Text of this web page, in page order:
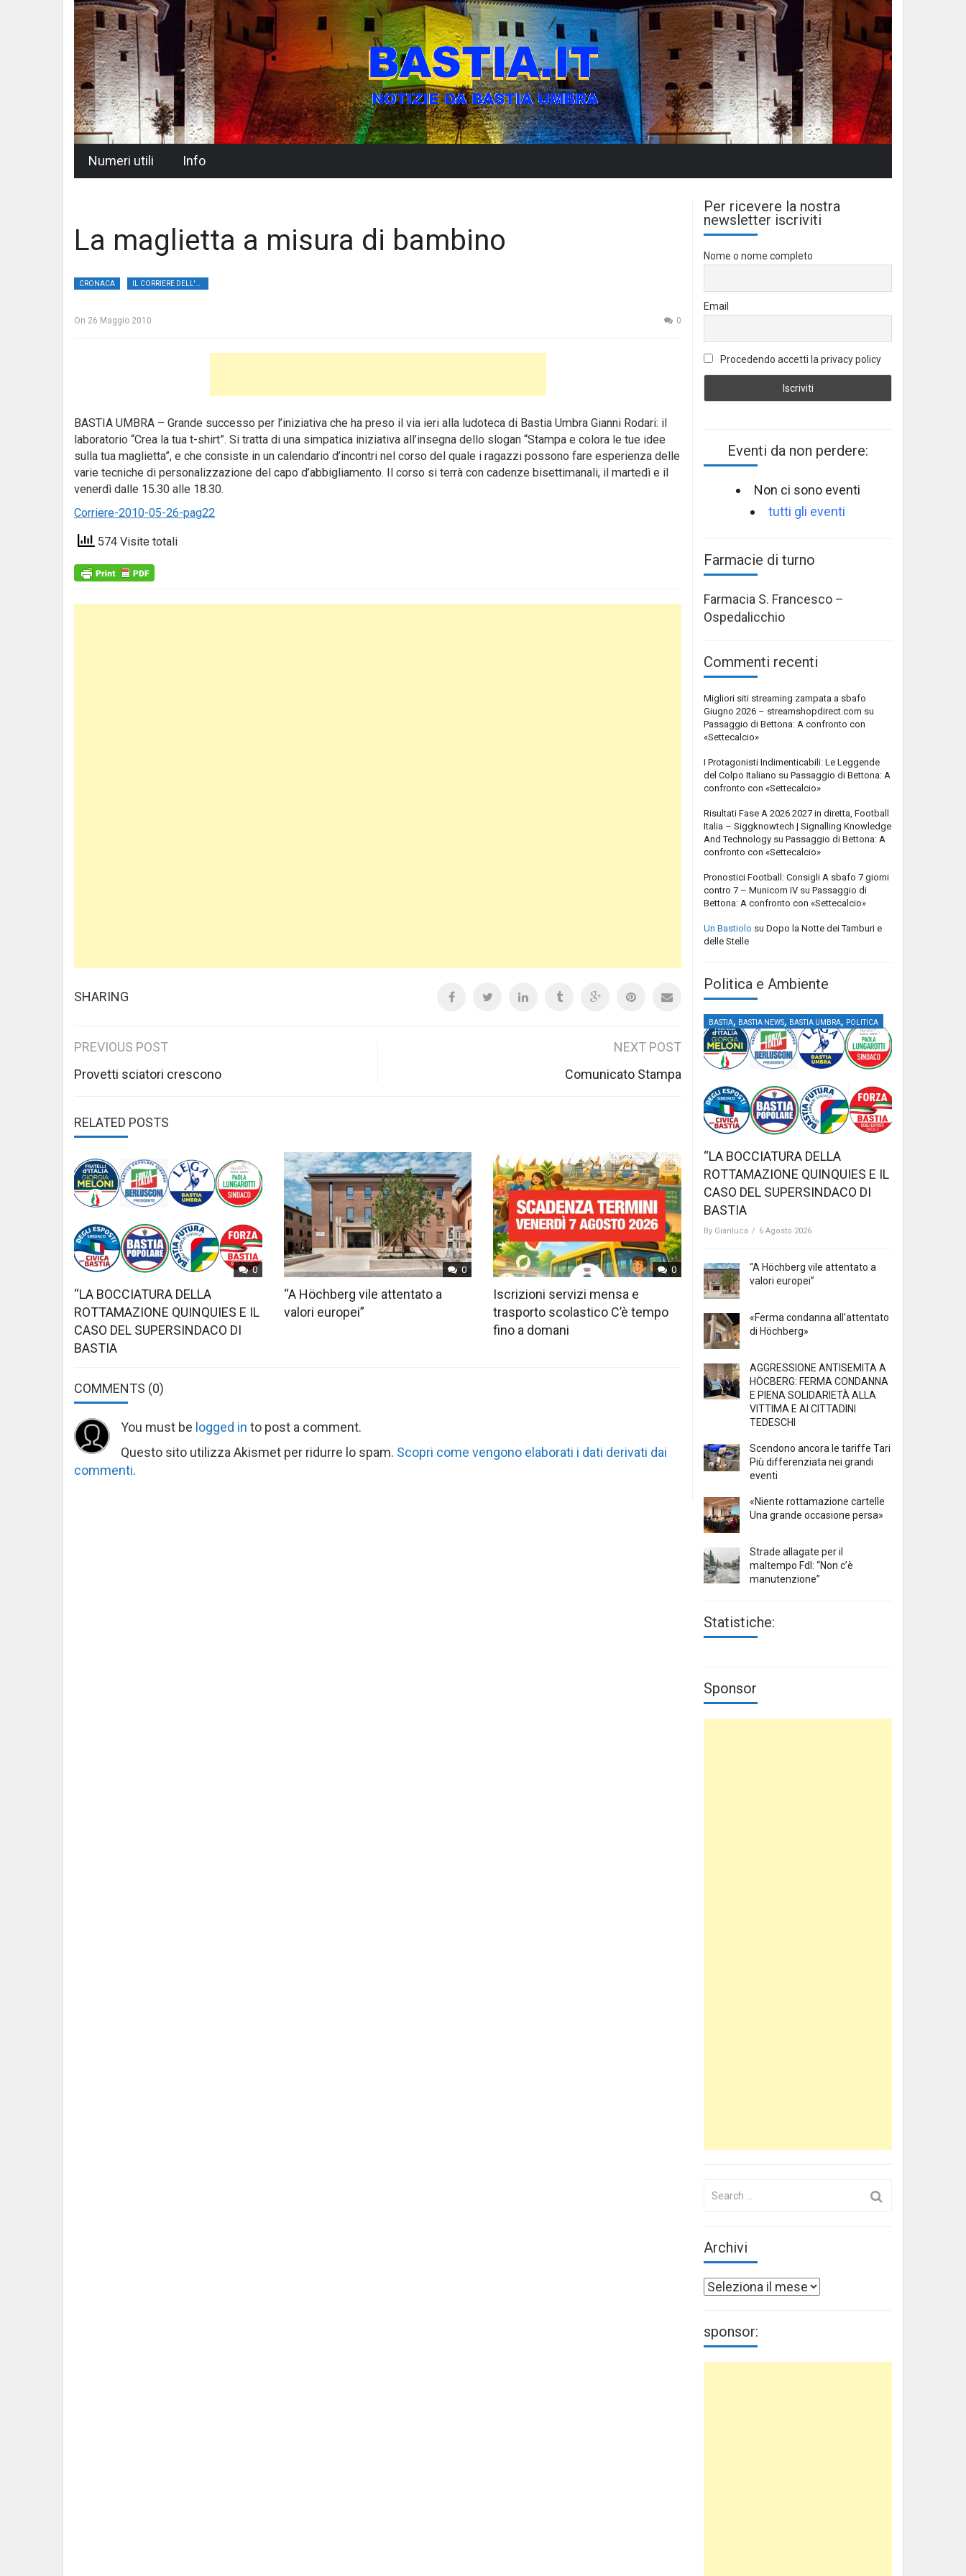
Numeri utili Info
La maglietta a misura di bambino
CRONACA
On 26 Maggio 2010 0
BASTIA UMBRA – Grande successo per l’iniziativa che ha preso il via ieri alla ludoteca di Bastia Umbra Gianni Rodari: il
laboratorio “Crea la tua t-shirt”. Si tratta di una simpatica iniziativa all’insegna dello slogan “Stampa e colora le tue idee
sulla tua maglietta”, e che consiste in un calendario d’incontri nel corso del quale i ragazzi possono fare esperienza delle
varie tecniche di personalizzazione del capo d’abbigliamento. Il corso si terrà con cadenze bisettimanali, il martedì e il
venerdì dalle 15.30 alle 18.30.
Corriere-2010-05-26-pag22
574 Visite totali
SHARING
Post
navigation
PREVIOUS POST
Provetti sciatori crescono
NEXT POST
Comunicato Stampa
RELATED POSTS
0
“LA BOCCIATURA DELLA
ROTTAMAZIONE QUINQUIES E IL
CASO DEL SUPERSINDACO DI
BASTIA
0
“A Höchberg vile attentato a
valori europei”
0
Iscrizioni servizi mensa e
trasporto scolastico C’è tempo
fino a domani
COMMENTS (0)
You must be logged in to post a comment.
Questo sito utilizza Akismet per ridurre lo spam. Scopri come vengono elaborati i dati derivati dai
commenti.
Per ricevere la nostra
newsletter iscriviti
Nome o nome completo
Email
Procedendo accetti la privacy policy
Eventi da non perdere:
Non ci sono eventi
tutti gli eventi
Farmacie di turno
Farmacia S. Francesco –
Ospedalicchio
Commenti recenti
Migliori siti streaming zampata a sbafo
Giugno 2026 – streamshopdirect.com su
Passaggio di Bettona: A confronto con
«Settecalcio»
I Protagonisti Indimenticabili: Le Leggende
del Colpo Italiano su Passaggio di Bettona: A
confronto con «Settecalcio»
Risultati Fase A 2026 2027 in diretta, Football
Italia – Siggknowtech | Signalling Knowledge
And Technology su Passaggio di Bettona: A
confronto con «Settecalcio»
Pronostici Football: Consigli A sbafo 7 giorni
contro 7 – Municorn IV su Passaggio di
Bettona: A confronto con «Settecalcio»
Un Bastiolo su Dopo la Notte dei Tamburi e
delle Stelle
Politica e Ambiente
BASTIA, BASTIA NEWS, BASTIA UMBRA, POLITICA
“LA BOCCIATURA DELLA
ROTTAMAZIONE QUINQUIES E IL
CASO DEL SUPERSINDACO DI
BASTIA
By Gianluca / 6 Agosto 2026
“A Höchberg vile attentato a
valori europei”
«Ferma condanna all’attentato
di Höchberg»
AGGRESSIONE ANTISEMITA A
HÖCBERG: FERMA CONDANNA
E PIENA SOLIDARIETÀ ALLA
VITTIMA E AI CITTADINI
TEDESCHI
Scendono ancora le tariffe Tari
Più differenziata nei grandi
eventi
«Niente rottamazione cartelle
Una grande occasione persa»
Strade allagate per il
maltempo FdI: “Non c’è
manutenzione”
Statistiche:
Sponsor
Archivi
Archivi
sponsor: